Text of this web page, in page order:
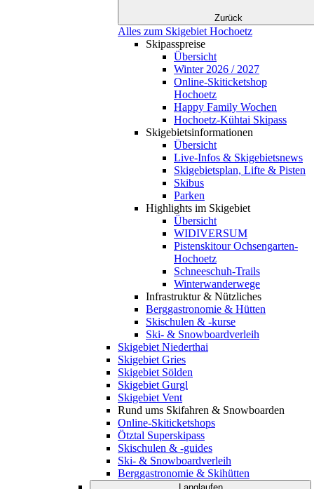
Zurück
Alles zum Skigebiet Hochoetz
Skipasspreise
Übersicht
Winter 2026 / 2027
Online-Skiticketshop
Hochoetz
Happy Family Wochen
Hochoetz-Kühtai Skipass
Skigebietsinformationen
Übersicht
Live-Infos & Skigebietsnews
Skigebietsplan, Lifte & Pisten
Skibus
Parken
Highlights im Skigebiet
Übersicht
WIDIVERSUM
Pistenskitour Ochsengarten-
Hochoetz
Schneeschuh-Trails
Winterwanderwege
Infrastruktur & Nützliches
Berggastronomie & Hütten
Skischulen & -kurse
Ski- & Snowboardverleih
Skigebiet Niederthai
Skigebiet Gries
Skigebiet Sölden
Skigebiet Gurgl
Skigebiet Vent
Rund ums Skifahren & Snowboarden
Online-Skiticketshops
Ötztal Superskipass
Skischulen & -guides
Ski- & Snowboardverleih
Berggastronomie & Skihütten